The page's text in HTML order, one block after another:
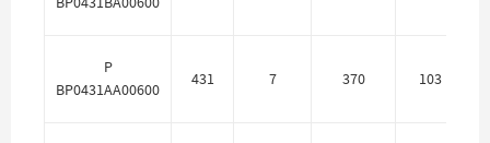
P
BP0431AA00600
431 7 370 103